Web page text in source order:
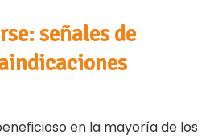
señales de
en la mayoría de los